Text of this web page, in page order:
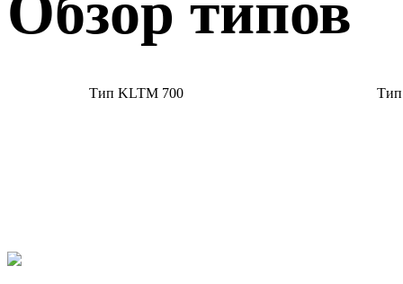
Тип KLTM 700